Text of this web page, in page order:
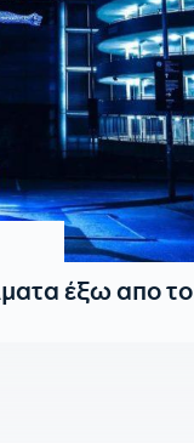
έξω απο το